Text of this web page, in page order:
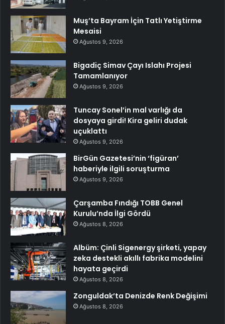
Muş’ta Bayram İçin Tatlı Yetiştirme
Mesaisi
Ağustos 9, 2026
Bigadiç Simav Çayı Islahı Projesi
Tamamlanıyor
Ağustos 9, 2026
Tuncay Sonel’in mal varlığı da
dosyaya girdi! Kira geliri dudak
uçuklattı
Ağustos 9, 2026
BirGün Gazetesi’nin ‘figüran’
haberiyle ilgili soruşturma
Ağustos 9, 2026
Çarşamba Fındığı TOBB Genel
Kurulu’nda İlgi Gördü
Ağustos 8, 2026
Albüm: Çinli Sigenergy şirketi, yapay
zeka destekli akıllı fabrika modelini
hayata geçirdi
Ağustos 8, 2026
Zonguldak’ta Denizde Renk Değişimi
Ağustos 8, 2026